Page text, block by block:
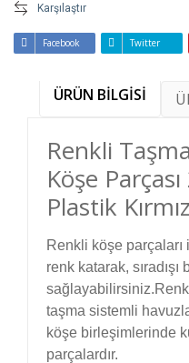
Karşılaştır
Facebook Twitter
ÜRÜN BİLGİSİ
Renkli
Köşe
Plastik
Renkli köşe parçaları
renk katarak, sıradışı
taşma sistemli
köşe birleşimlerinde
parçalardır.